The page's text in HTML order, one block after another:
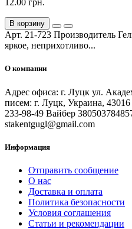
12.00 грн.
В корзину
Арт. 21-723 Производитель
яркое, неприхотливо...
О компании
Адрес офиса: г. Луцк ул.
писем: г. Луцк, Украина,
233-98-49 Вайбер
stakentgugl@gmail.com
Информация
Отправить сообщение
О нас
Доставка и оплата
Политика безопасности
Условия соглашения
Статьи и рекомендации